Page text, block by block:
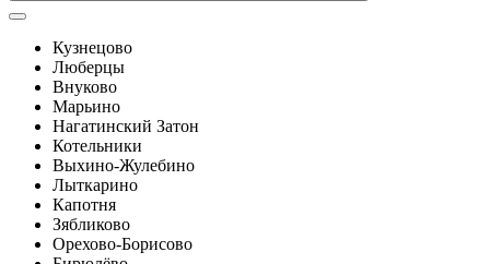
Кузнецово
Люберцы
Внуково
Марьино
Нагатинский Затон
Котельники
Выхино-Жулебино
Лыткарино
Капотня
Зябликово
Орехово-Борисово